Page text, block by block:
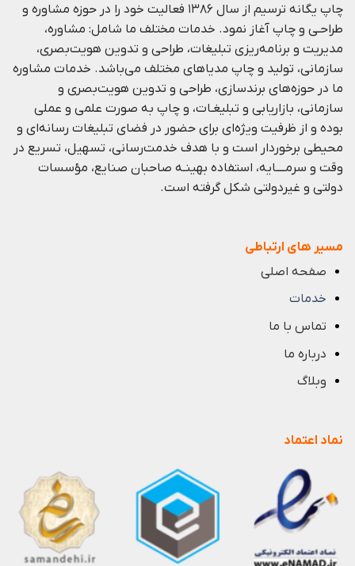
چاپ یگانه ترسیم از سال ۱۳۸۶ فعالیت خود را در حوزه مشاوره و
طراحـی و چاپ آغاز نمود. خدمات مختلف ما شامل: مشاوره،
مدیریت و برنامه‌ریزی تبلیغات، طراحی و تدوین هویت‌بصری،
سازمانی، تولید و چاپ مدیا‌های مختلف می‌باشد. خدمات مشاوره
ما در حوزه‌های برندسازی، طراحی و تدوین هویت‌بصری و
سازمانی، بازاریابی و تبلیغـات، و چاپ به صورت علمی و عملی
بوده و از ظرفيت ويژه‌ای برای حضور در فضای تبليغات رسانه‌ای و
محيطی برخوردار است و با هدف خدمت‌رسانی، تسهيل، تسريع در
وقت و سرمــــايه، استفاده بهينـه صاحبان صنايع، مؤسسات
دولتی و غيردولتی شكل گرفته است.
مسیر های ارتباطی
صفحه اصلی
خدمات
تماس با ما
درباره ما
وبلاگ
نماد اعتماد